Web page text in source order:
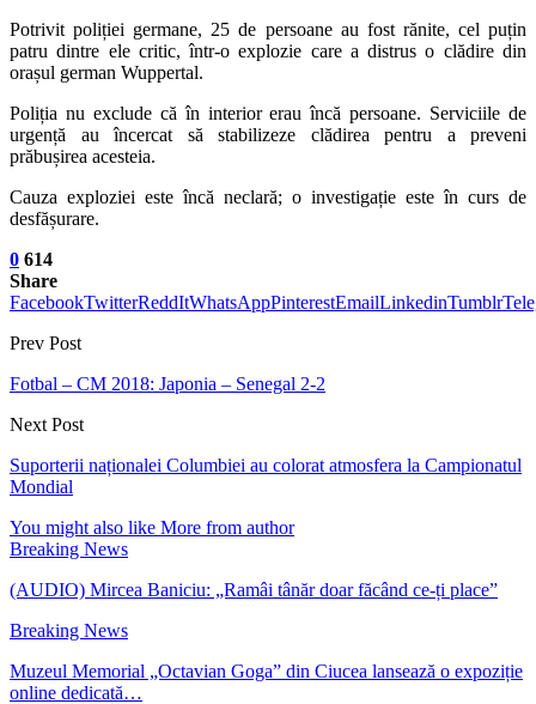
Potrivit poliției germane, 25 de persoane au fost rănite, cel puțin
patru dintre ele critic, într-o explozie care a distrus o clădire din
orașul german Wuppertal.
Poliția nu exclude că în interior erau încă persoane. Serviciile de
urgență au încercat să stabilizeze clădirea pentru a preveni
prăbușirea acesteia.
Cauza exploziei este încă neclară; o investigație este în curs de
desfășurare.
0 614
Share
FacebookTwitterReddItWhatsAppPinterestEmailLinkedinTumblr
Prev Post
Fotbal – CM 2018: Japonia – Senegal 2-2
Next Post
Suporterii naționalei Columbiei au colorat atmosfera la Campionatul
Mondial
You might also like More from author
Breaking News
(AUDIO) Mircea Baniciu: „Ramâi tânăr doar făcând ce-ți place”
Breaking News
Muzeul Memorial „Octavian Goga” din Ciucea lansează o expoziție
online dedicată…